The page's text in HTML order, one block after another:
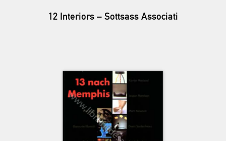
12 Interiors – Sottsass Associati